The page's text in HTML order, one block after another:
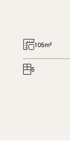
105m²
5